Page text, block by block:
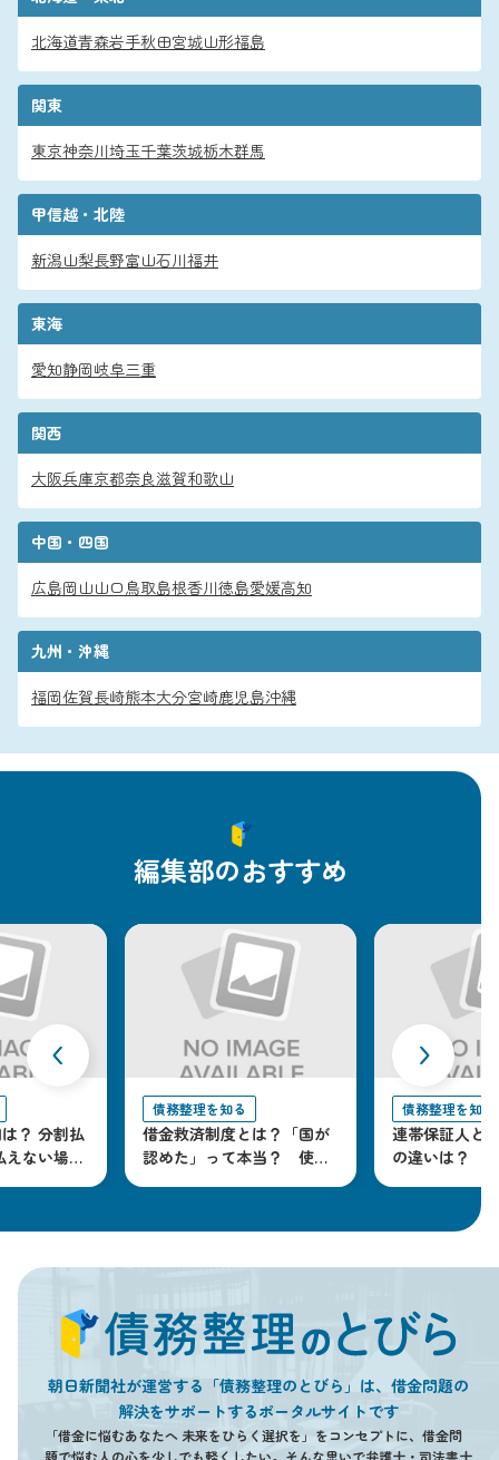
北海道青森岩手秋田宮城山形福島
関東
東京神奈川埼玉千葉茨城栃木群馬
甲信越・北陸
新潟山梨長野富山石川福井
東海
愛知静岡岐阜三重
関西
大阪兵庫京都奈良滋賀和歌山
中国・四国
広島岡山山口鳥取島根香川徳島愛媛高知
九州・沖縄
福岡佐賀長崎熊本大分宮崎鹿児島沖縄
編集部のおすすめ
？ 分割払
えない場合
債務整理を知る
借金救済制度とは？「国が
認めた」って本当？ 使う
債務整理を知る
連帯保証人と
の違いは？
‹ ›
朝日新聞社が運営する「債務整理のとびら」は、借金問題の
解決をサポートするポータルサイトです
「借金に悩むあなたへ 未来をひらく選択を」をコンセプトに、借金問
題で悩む人の心を少しでも軽くしたい。そんな思いで弁護士・司法書士